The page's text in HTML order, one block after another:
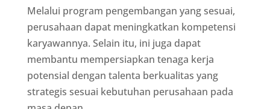
Melalui program pengembangan yang sesuai,
perusahaan dapat meningkatkan kompetensi
karyawannya. Selain itu, ini juga dapat
membantu mempersiapkan tenaga kerja
potensial dengan talenta berkualitas yang
strategis sesuai kebutuhan perusahaan pada